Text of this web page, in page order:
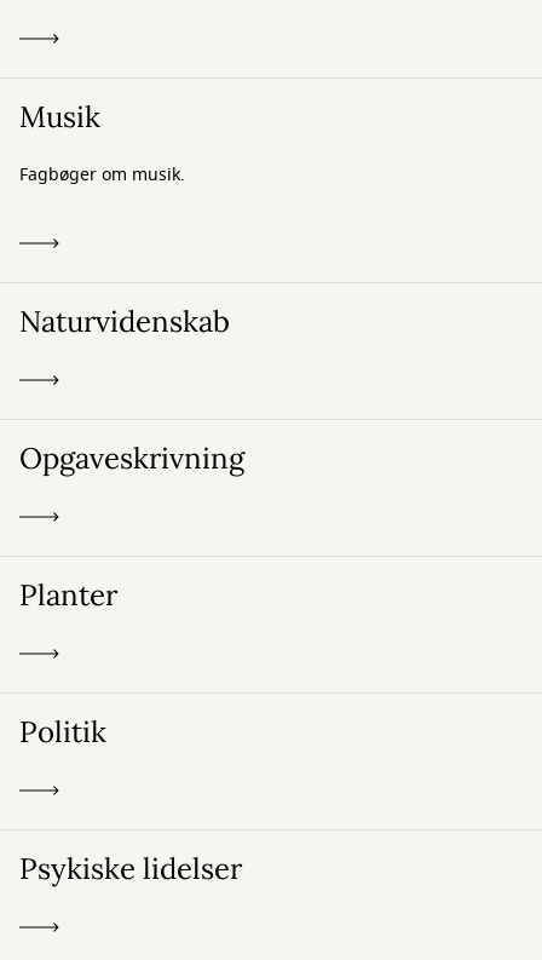
Musik
Fagbøger om musik.
Naturvidenskab
Opgaveskrivning
Planter
Politik
Psykiske lidelser